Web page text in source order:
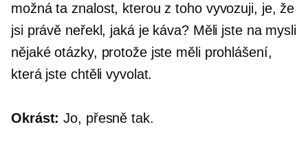
možná ta znalost, kterou z toho vyvozuji, je, že
jsi právě neřekl, jaká je káva? Měli jste na mysli
nějaké otázky, protože jste měli prohlášení,
která jste chtěli vyvolat.
Okrást: Jo, přesně tak.